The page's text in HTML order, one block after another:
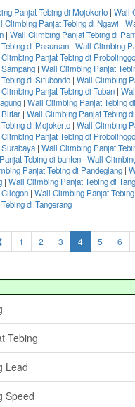
Panjat Tebing di Mojokerto | Wall
Climbing Panjat Tebing di Ngawi |
| Wall Climbing Panjat Tebing di
di Pasuruan | Wall Climbing
Panjat Tebing di Probolinggo
| Wall Climbing Panjat
di Situbondo | Wall Climbing
Panjat Tebing di Tuban |
| Wall Climbing Panjat Tebing
Blitar | Wall Climbing Panjat Tebing
di Mojokerto | Wall Climbing
Panjat Tebing di Probolinggo
| Wall Climbing Panjat
Tebing di banten | Wall
Panjat Tebing di Pandeglang |
| Wall Climbing Panjat Tebing di
| Wall Climbing Panjat
di Tangerang |
1 2 3 4(current)
5 6
Tebing
Lead
Speed